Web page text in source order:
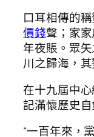
口耳相傳的
價錢聲；家
年夜賬。眾
川之歸海，其
在十九屆中
記滿懷歷史自
“一百年來，